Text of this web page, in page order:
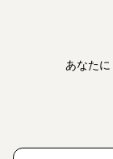
あなたに